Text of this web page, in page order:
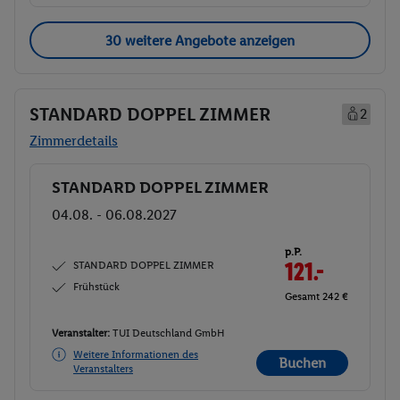
30 weitere Angebote anzeigen
STANDARD DOPPEL ZIMMER
2
Zimmerdetails
Buchen
STANDARD DOPPEL ZIMMER
04.08. - 06.08.2027
STANDARD DOPPEL ZIMMER
Frühstück
p.P.
121.-
Gesamt 242 €
Veranstalter: TUI Deutschland GmbH
Weitere Informationen des
Veranstalters
Buchen